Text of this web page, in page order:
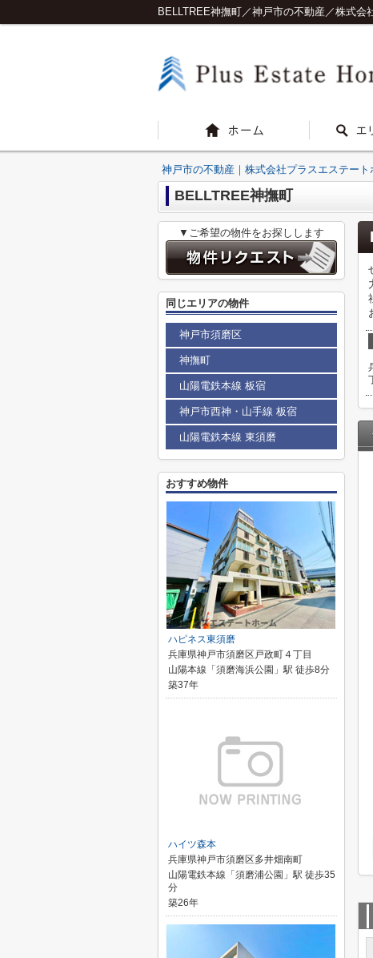
BELLTREE神撫町／神戸市の不動産／株式会
神戸市の不動産｜株式会社プラスエステート
BELLTREE神撫町
▼ご希望の物件をお探しします
同じエリアの物件
神戸市須磨区
神撫町
山陽電鉄本線 板宿
神戸市西神・山手線 板宿
山陽電鉄本線 東須磨
おすすめ物件
ハピネス東須磨
兵庫県神戸市須磨区戸政町４丁目
山陽本線「須磨海浜公園」駅 徒歩8分
築37年
ハイツ森本
兵庫県神戸市須磨区多井畑南町
山陽電鉄本線「須磨浦公園」駅 徒歩35
分
築26年